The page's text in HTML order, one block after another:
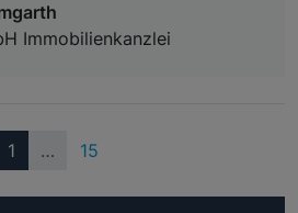
Immobilienkanzlei
1(current)
… 15